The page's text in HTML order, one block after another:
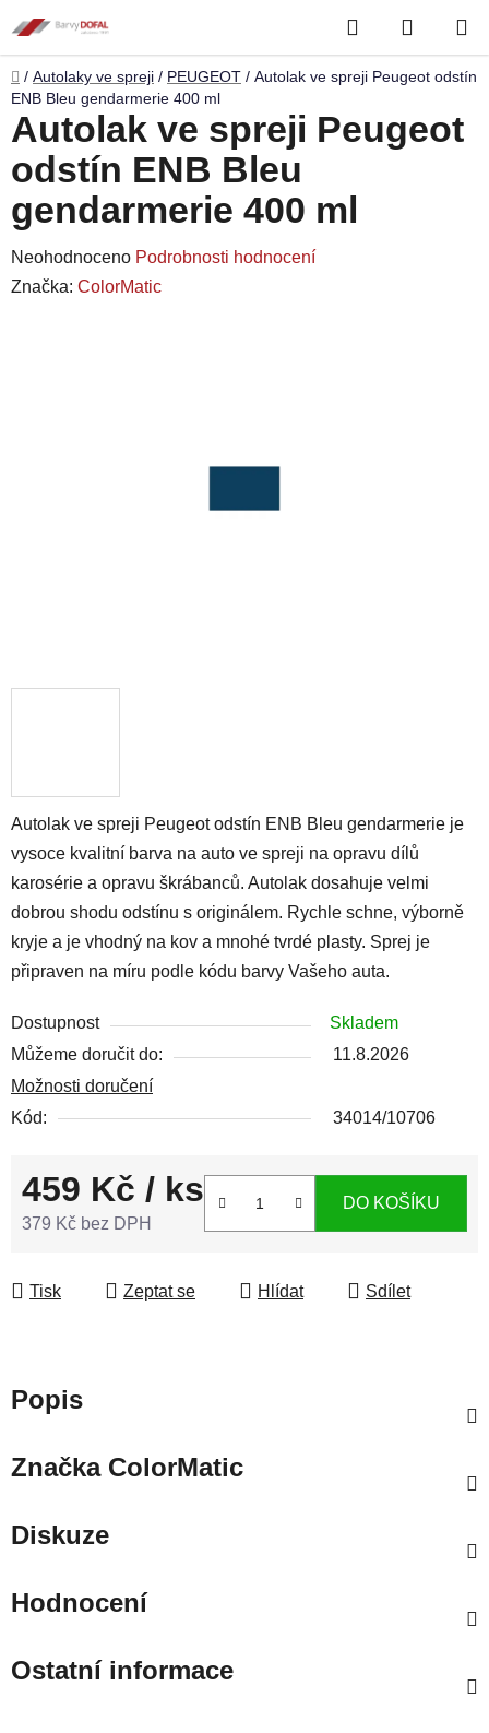
na
obsah
Hledat
KOŠÍK
Domů
/ Autolaky ve spreji / PEUGEOT / Autolak ve spreji Peugeot odstín
ENB Bleu gendarmerie 400 ml
Autolak ve spreji Peugeot odstín ENB Bleu gendarmerie je
vysoce kvalitní barva na auto ve spreji na opravu dílů
karosérie a opravu škrábanců. Autolak dosahuje velmi
dobrou shodu odstínu s originálem. Rychle schne, výborně
kryje a je vhodný na kov a mnohé tvrdé plasty. Sprej je
připraven na míru podle kódu barvy Vašeho auta.
Dostupnost
Skladem
Můžeme doručit do:
11.8.2026
Možnosti doručení
Kód:
34014/10706
459 Kč / ks
379 Kč bez DPH
DO KOŠÍKU
Tisk Zeptat se Hlídat Sdílet
Autolak ve spreji Peugeot
odstín ENB Bleu
gendarmerie 400 ml
Průměrné
hodnocení
Neohodnoceno Podrobnosti hodnocení
Značka: ColorMatic
Popis
ZnačkaColorMatic
Diskuze
Hodnocení
Ostatní informace